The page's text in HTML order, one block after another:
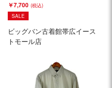
￥7,700
SALE
ビッグバン古着館帯広イース
トモール店